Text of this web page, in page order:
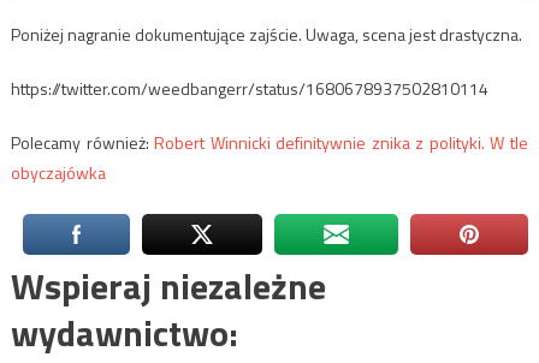
Poniżej nagranie dokumentujące zajście. Uwaga, scena jest drastyczna.
https://twitter.com/weedbangerr/status/1680678937502810114
Polecamy również:Robert Winnicki definitywnie znika z polityki. W tle
obyczajówka
Wspieraj niezależne
wydawnictwo: